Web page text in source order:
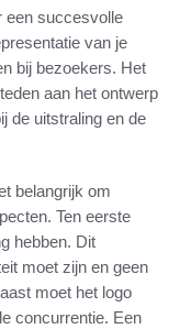
een succesvolle
van je
bij bezoekers. Het
aan het ontwerp
de uitstraling en de
belangrijk om
Ten eerste
hebben. Dit
moet zijn en geen
moet het logo
concurrentie. Een